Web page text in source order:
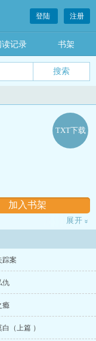
登陆 注册
读记录 书架
加入书架
TXT下载
皇宫休假。
的，应有尽有。
，爱恨分明的江湖侠
，天然呆萌的南诏公
橹灰飞烟灭！
展开 »
踪案
仇
瘾
（上篇 ）